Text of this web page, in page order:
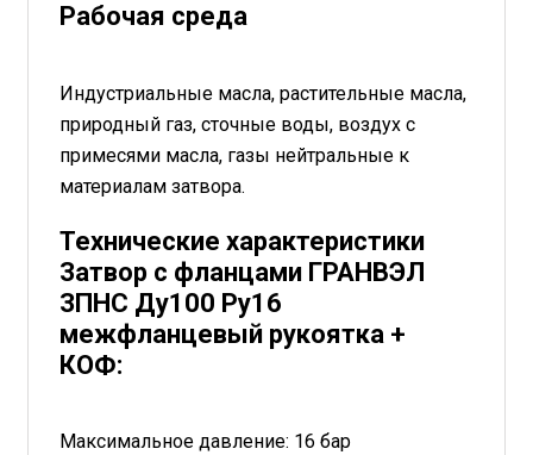
Рабочая среда
Индустриальные масла, растительные масла,
природный газ, сточные воды, воздух с
примесями масла, газы нейтральные к
материалам затвора.
Технические характеристики
Затвор с фланцами ГРАНВЭЛ
ЗПНС Ду100 Ру16
межфланцевый рукоятка +
КОФ:
Максимальное давление: 16 бар